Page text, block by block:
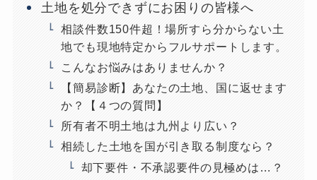
土地を処分できずにお困りの皆様へ
相談件数150件超！場所すら分からない土
地でも現地特定からフルサポートします。
こんなお悩みはありませんか？
【簡易診断】あなたの土地、国に返せます
か？【４つの質問】
所有者不明土地は九州より広い？
相続した土地を国が引き取る制度なら？
却下要件・不承認要件の見極めは…？